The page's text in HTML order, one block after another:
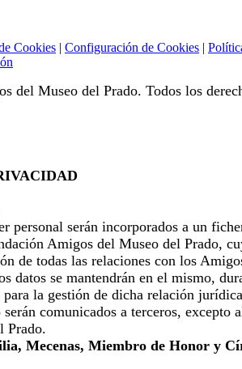
Cookies | Configuración de Cookies |
del Museo del Prado. Todos los
personal serán incorporados a un
Amigos del Museo del Prado,
de todas las relaciones con los
datos se mantendrán en el mismo,
la gestión de dicha relación
serán comunicados a terceros, excepto
Prado.
Mecenas, Miembro de Honor y